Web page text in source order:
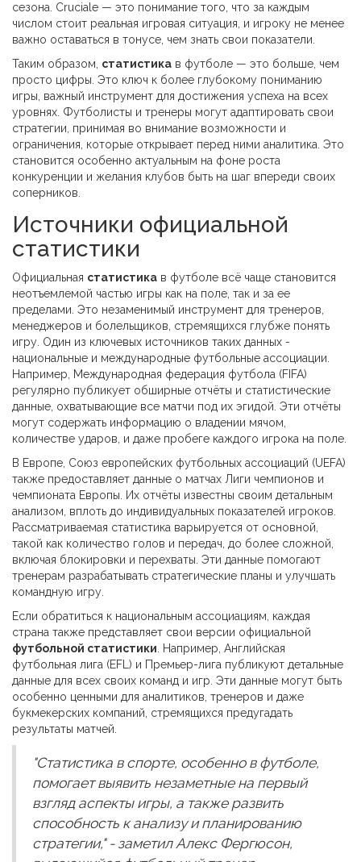
сезона. Cruciale — это понимание того, что за каждым
числом стоит реальная игровая ситуация, и игроку не менее
важно оставаться в тонусе, чем знать свои показатели.
Таким образом, статистика в футболе — это больше, чем
просто цифры. Это ключ к более глубокому пониманию
игры, важный инструмент для достижения успеха на всех
уровнях. Футболисты и тренеры могут адаптировать свои
стратегии, принимая во внимание возможности и
ограничения, которые открывает перед ними аналитика. Это
становится особенно актуальным на фоне роста
конкуренции и желания клубов быть на шаг впереди своих
соперников.
Источники официальной
статистики
Официальная статистика в футболе всё чаще становится
неотъемлемой частью игры как на поле, так и за ее
пределами. Это незаменимый инструмент для тренеров,
менеджеров и болельщиков, стремящихся глубже понять
игру. Один из ключевых источников таких данных -
национальные и международные футбольные ассоциации.
Например, Международная федерация футбола (FIFA)
регулярно публикует обширные отчёты и статистические
данные, охватывающие все матчи под их эгидой. Эти отчёты
могут содержать информацию о владении мячом,
количестве ударов, и даже пробеге каждого игрока на поле.
В Европе, Союз европейских футбольных ассоциаций (UEFA)
также предоставляет данные о матчах Лиги чемпионов и
чемпионата Европы. Их отчёты известны своим детальным
анализом, вплоть до индивидуальных показателей игроков.
Рассматриваемая статистика варьируется от основной,
такой как количество голов и передач, до более сложной,
включая блокировки и перехваты. Эти данные помогают
тренерам разрабатывать стратегические планы и улучшать
командную игру.
Если обратиться к национальным ассоциациям, каждая
страна также представляет свои версии официальной
футбольной статистики . Например, Английская
футбольная лига (EFL) и Премьер-лига публикуют детальные
данные для всех своих команд и игр. Эти данные могут быть
особенно ценными для аналитиков, тренеров и даже
букмекерских компаний, стремящихся предугадать
результаты матчей.
"Статистика в спорте, особенно в футболе,
помогает выявить незаметные на первый
взгляд аспекты игры, а также развить
способность к анализу и планированию
стратегии," - заметил Алекс Фергюсон,